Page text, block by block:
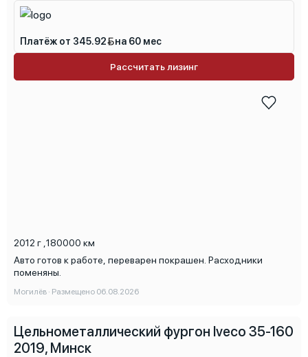
2012 г 180000 км
Авто готов к работе, переварен покрашен. Расходники
поменяны.
Могилёв · Размещено 06.08.2026
Платёж от 345.92 на 60 мес
Рассчитать лизинг
Цельнометаллический фургон Iveco 35-160
2019, Минск